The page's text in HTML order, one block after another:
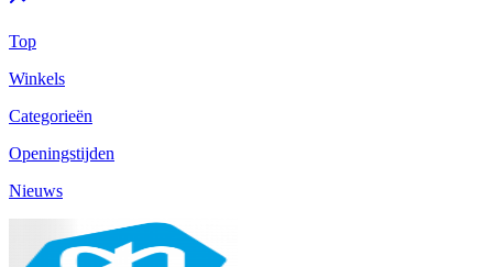
Top
Winkels
Categorieën
Openingstijden
Nieuws